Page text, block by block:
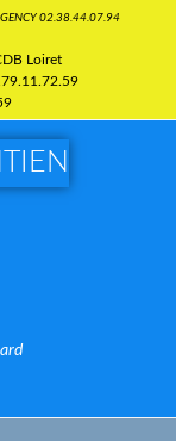
02.38.44.07.94
Loiret